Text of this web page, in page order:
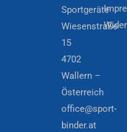
Sportgeräte
Wiesenstraße
15
4702
Wallern –
Österreich
office@sport-
binder.at